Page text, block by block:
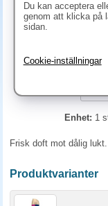
Enhet: 1
Frisk doft mot dålig
Produktvarianter
Du kan acceptera
genom att klicka på
sidan.
Cookie-inställningar